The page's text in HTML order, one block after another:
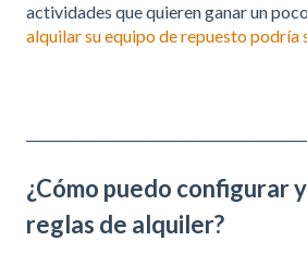
actividades que quieren ganar un
alquilar su equipo de repuesto podría
¿Cómo puedo configurar
reglas de alquiler?